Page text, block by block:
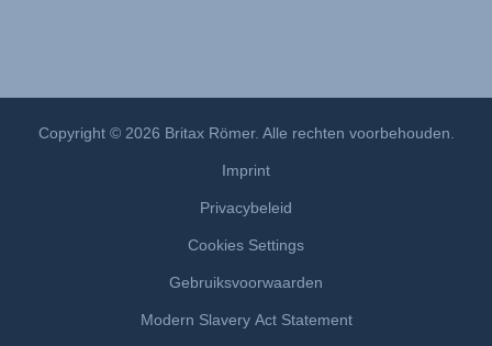
Copyright © 2026 Britax Römer. Alle rechten voorbehouden.
Imprint
Privacybeleid
Cookies Settings
Gebruiksvoorwaarden
Modern Slavery Act Statement